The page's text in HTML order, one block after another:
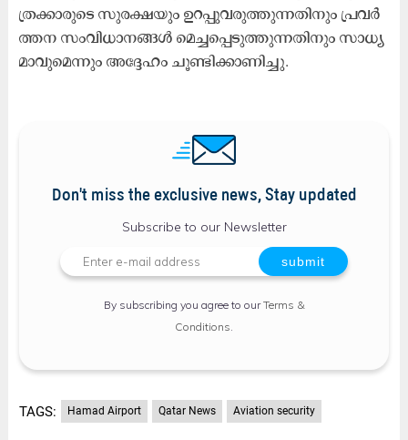
ത്ര​ക്കാ​രു​ടെ സു​ര​ക്ഷ​യും ഉ​റ​പ്പു​വ​രു​ത്തു​ന്ന​തി​നും പ്ര​വ​ർ​
ത്ത​ന സം​വി​ധാ​ന​ങ്ങ​ൾ മെ​ച്ച​പ്പെ​ടു​ത്തു​ന്ന​തി​നും സാ​ധ്യ​
മാ​വു​മെ​ന്നും അ​ദ്ദേ​ഹം ചൂ​ണ്ടി​ക്കാ​ണി​ച്ചു.
Don't miss the exclusive news, Stay updated
Subscribe to our Newsletter
By subscribing you agree to ourTerms &
Conditions
TAGS: Hamad Airport Qatar News Aviation security